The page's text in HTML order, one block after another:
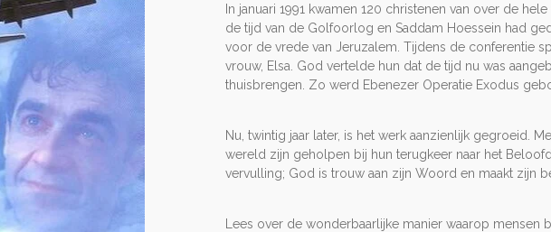
In januari 1991 kwamen 120 christenen van over de
de tijd van de Golfoorlog en Saddam Hoessein had
voor de vrede van Jeruzalem. Tijdens de conferentie
vrouw, Elsa. God vertelde hun dat de tijd nu was
thuisbrengen. Zo werd Ebenezer Operatie Exodus
Nu, twintig jaar later, is het werk aanzienlijk gegroeid.
wereld zijn geholpen bij hun terugkeer naar het
vervulling; God is trouw aan zijn Woord en maakt zijn
Lees over de wonderbaarlijke manier waarop mensen